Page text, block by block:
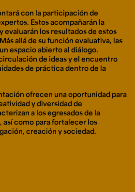
con la participación de
Estos acompañarán la
evaluarán los resultados de estos
allá de su función evaluativa, las
espacio abierto al diálogo.
de ideas y el encuentro
de práctica dentro de la
ofrecen una oportunidad para
y diversidad de
a los egresados de la
así como para fortalecer los
creación y sociedad.